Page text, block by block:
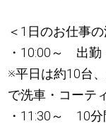
＜1日のお仕事の
・10:00～ 出勤
※平日は約10台
で洗車・コーテ
・11:30～ 10分